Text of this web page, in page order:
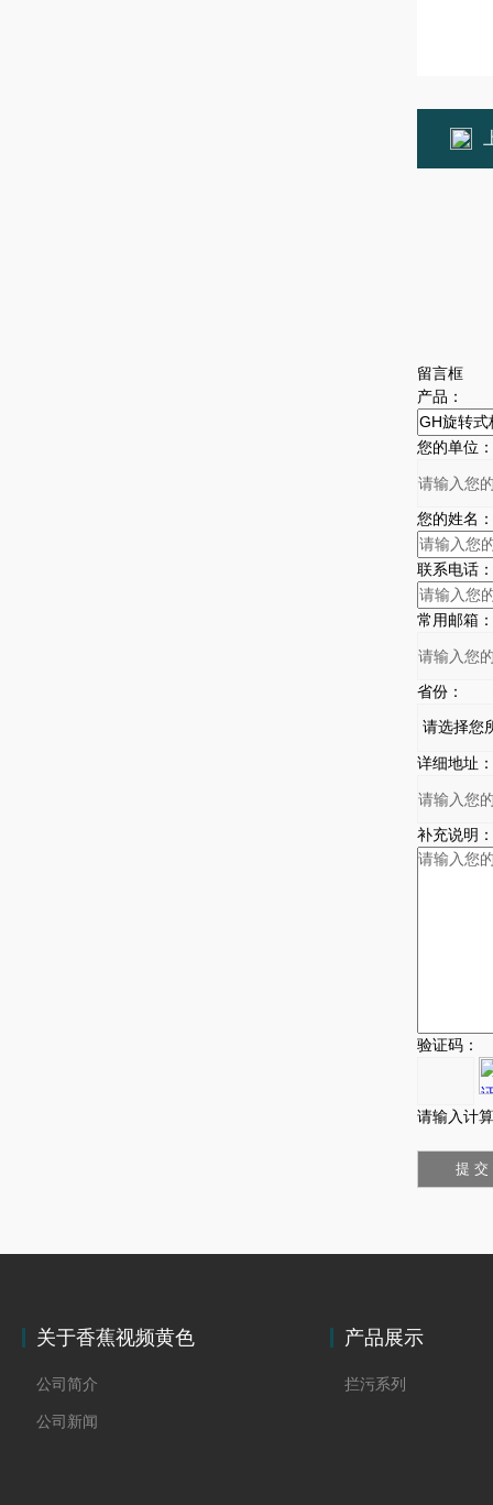
留言框
产品：
您的单位：
您的姓名：
联系电话：
常用邮箱：
省份：
详细地址：
补充说明：
验证码：
请输入计
关于香蕉视频黄色
公司简介
公司新闻
产品展示
拦污系列